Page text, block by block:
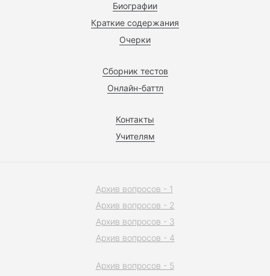
Биографии
Краткие содержания
Очерки
Сборник тестов
Онлайн-баттл
Контакты
Учителям
Архив вопросов - 1
Архив вопросов - 2
Архив вопросов - 3
Архив вопросов - 4
Архив вопросов - 5